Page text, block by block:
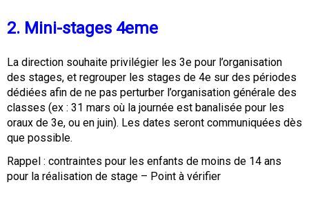
2. Mini-stages 4eme
La direction souhaite privilégier les 3e pour l’organisation
des stages, et regrouper les stages de 4e sur des périodes
dédiées afin de ne pas perturber l’organisation générale des
classes (ex : 31 mars où la journée est banalisée pour les
oraux de 3e, ou en juin). Les dates seront communiquées dès
que possible.
Rappel : contraintes pour les enfants de moins de 14 ans
pour la réalisation de stage – Point à vérifier